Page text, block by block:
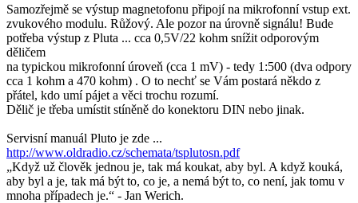
Samozřejmě se výstup magnetofonu připojí na mikrofonní vstup ext.
zvukového modulu. Růžový. Ale pozor na úrovně signálu! Bude
potřeba výstup z Pluta ... cca 0,5V/22 kohm snížit odporovým
děličem
na typickou mikrofonní úroveň (cca 1 mV) - tedy 1:500 (dva odpory
cca 1 kohm a 470 kohm) . O to nechť se Vám postará někdo z
přátel, kdo umí pájet a věci trochu rozumí.
Dělič je třeba umístit stíněně do konektoru DIN nebo jinak.
Servisní manuál Pluto je zde ...
http://www.oldradio.cz/schemata/tsplutosn.pdf
„Když už člověk jednou je, tak má koukat, aby byl. A když kouká,
aby byl a je, tak má být to, co je, a nemá být to, co není, jak tomu v
mnoha případech je.“ - Jan Werich.